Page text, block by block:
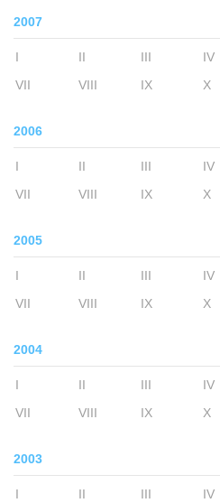
2007
I II III IV
VII
VIII IX X
2006
I II III IV
VII
VIII IX X
2005
I II III IV
VII
VIII IX X
2004
I II III IV
VII
VIII IX X
2003
I II III IV